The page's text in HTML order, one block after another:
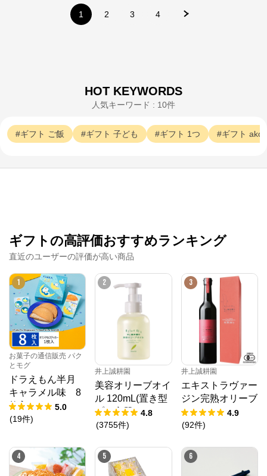
1 2 3 4
HOT KEYWORDS
人気キーワード : 10件
ギフト ご飯 ギフト 子ども ギフト 1つ ギフト
ギフトの高評価おすすめランキング
直近のユーザーの評価が高い商品
1
お菓子の通信販売 パク
とモグ
ドラえもん半月
キャラメル味 8
枚入
5.0
(19件)
2
井上誠耕園
美容オリーブオイ
ル 120mL(置き型
プラ容器) 4.8
(3755件)
3
井上誠耕園
エキストラヴァー
ジン完熟オリーブ
オイル 450g4.9
(92件)
4 5 6
公式ECサイト
ライフスタイルショップ。